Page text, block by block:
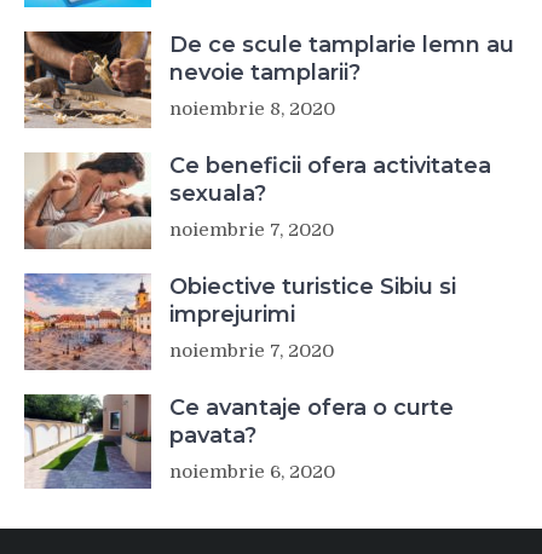
De ce scule tamplarie lemn au
nevoie tamplarii?
noiembrie 8, 2020
Ce beneficii ofera activitatea
sexuala?
noiembrie 7, 2020
Obiective turistice Sibiu si
imprejurimi
noiembrie 7, 2020
Ce avantaje ofera o curte
pavata?
noiembrie 6, 2020